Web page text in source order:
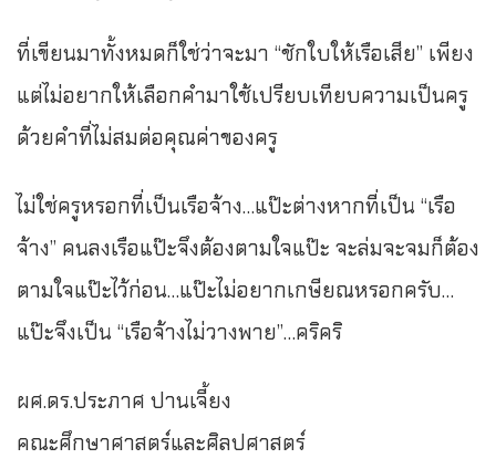
ที่เขียนมาทั้งหมดก็ใช่ว่าจะมา “ชักใบให้เรือเสีย” เพียง
แต่ไม่อยากให้เลือกคำมาใช้เปรียบเทียบความเป็นครู
ด้วยคำที่ไม่สมต่อคุณค่าของครู
ไม่ใช่ครูหรอกที่เป็นเรือจ้าง…แป๊ะต่างหากที่เป็น “เรือ
จ้าง” คนลงเรือแป๊ะจึงต้องตามใจแป๊ะ จะล่มจะจมก็ต้อง
ตามใจแป๊ะไว้ก่อน…แป๊ะไม่อยากเกษียณหรอกครับ…
แป๊ะจึงเป็น “เรือจ้างไม่วางพาย”…คริคริ
ผศ.ดร.ประภาศ ปานเจี้ยง
คณะศึกษาศาสตร์และศิลปศาสตร์